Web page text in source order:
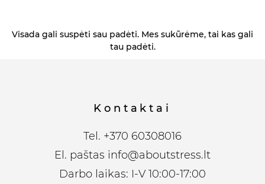
Visada gali suspėti sau padėti. Mes sukūrėme, tai kas gali
tau padėti.
Kontaktai
Tel. +370 60308016
El. paštas info@aboutstress.lt
Darbo laikas: I-V 10:00-17:00